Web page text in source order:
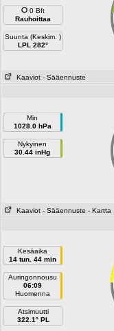
0 Bft
Rauhoittaa
Suunta (Keskim. )
LPL 282°
Kaaviot - Sääennuste
Min
1028.0 hPa
Nykyinen
30.44 inHg
Kaaviot - Sääennuste - Kartta
Kesäaika
14 tun. 44 min
Auringonnousu
06:09
Huomenna
Atsimuutti
322.1° PL